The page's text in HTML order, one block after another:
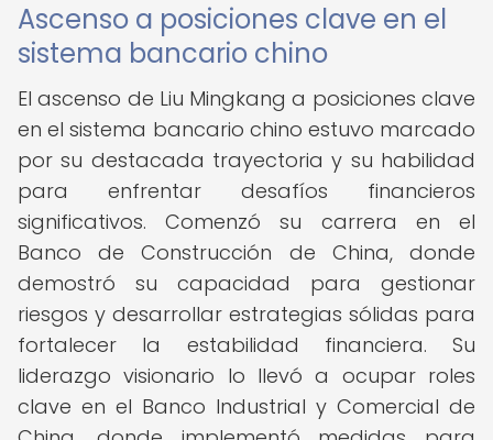
Ascenso a posiciones clave en el
sistema bancario chino
El ascenso de Liu Mingkang a posiciones clave
en el sistema bancario chino estuvo marcado
por su destacada trayectoria y su habilidad
para enfrentar desafíos financieros
significativos. Comenzó su carrera en el
Banco de Construcción de China, donde
demostró su capacidad para gestionar
riesgos y desarrollar estrategias sólidas para
fortalecer la estabilidad financiera. Su
liderazgo visionario lo llevó a ocupar roles
clave en el Banco Industrial y Comercial de